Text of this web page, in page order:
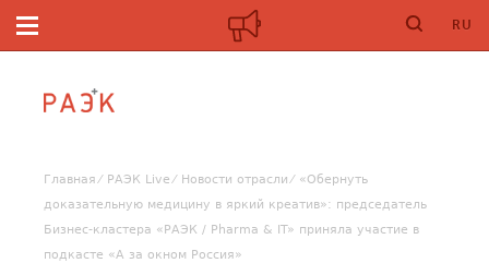
RU
Главная РАЭК Live Новости отрасли
«Обернуть
доказательную медицину в яркий креатив»: председатель
Бизнес-кластера «РАЭК / Pharma & IT» приняла участие в
подкасте «А за окном Россия»